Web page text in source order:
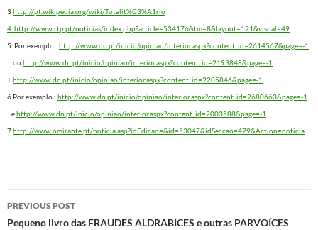
3http://pt.wikipedia.org/wiki/Totalit%C3%A1rio
4 http://www.rtp.pt/noticias/index.php?article=534176&tm=8&layout=121&visual=49
5 Por exemplo : http://www.dn.pt/inicio/opiniao/interior.aspx?content_id=2614567&page=-1
ou http://www.dn.pt/inicio/opiniao/interior.aspx?content_id=2193848&page=-1
+http://www.dn.pt/inicio/opiniao/interior.aspx?content_id=2205846&page=-1
6 Por exemplo : http://www.dn.pt/inicio/opiniao/interior.aspx?content_id=2680663&page=-1
ehttp://www.dn.pt/inicio/opiniao/interior.aspx?content_id=2003588&page=-1
7http://www.omirante.pt/noticia.asp?idEdicao=&id=53047&idSeccao=479&Action=noticia
Post
navigation
PREVIOUS POST
Pequeno livro das FRAUDES ALDRABICES e outras PARVOÍCES